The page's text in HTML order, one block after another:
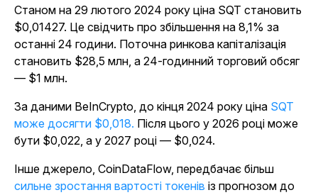
Станом на 29 лютого 2024 року ціна SQT становить
$0,01427. Це свідчить про збільшення на 8,1% за
останні 24 години. Поточна ринкова капіталізація
становить $28,5 млн, а 24-годинний торговий обсяг
— $1 млн.
За даними BeInCrypto, до кінця 2024 року ціна SQT
може досягти $0,018. Після цього у 2026 році може
бути $0,022, а у 2027 році — $0,024.
Інше джерело, CoinDataFlow, передбачає більш
сильне зростання вартості токенів із прогнозом до